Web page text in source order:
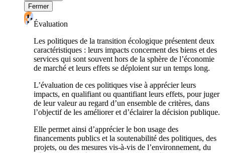
Fermer
Évaluation
Les politiques de la transition écologique présentent deux
caractéristiques : leurs impacts concernent des biens et des
services qui sont souvent hors de la sphère de l’économie
de marché et leurs effets se déploient sur un temps long.
L’évaluation de ces politiques vise à apprécier leurs
impacts, en qualifiant ou quantifiant leurs effets, pour juger
de leur valeur au regard d’un ensemble de critères, dans
l’objectif de les améliorer et d’éclairer la décision publique.
Elle permet ainsi d’apprécier le bon usage des
financements publics et la soutenabilité des politiques, des
projets, ou des mesures vis-à-vis de l’environnement, du